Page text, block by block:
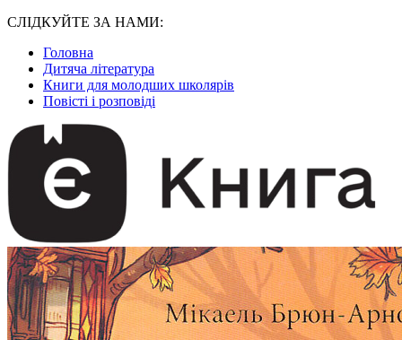
СЛІДКУЙТЕ ЗА НАМИ:
Головна
Дитяча література
Книги для молодших школярів
Повісті і розповіді